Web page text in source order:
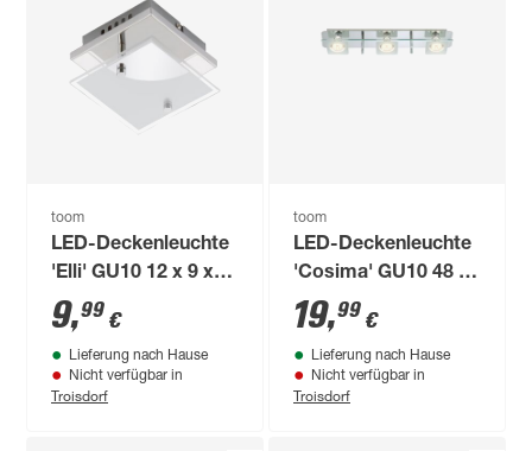
toom
LED-Deckenleuchte
'Elli' GU10 12 x 9 x
12 cm
9,99 €
Lieferung nach Hause
Nicht verfügbar in
Troisdorf
toom
LED-Deckenleuchte
'Cosima' GU10 48 x
8 x 10 cm
19,99 €
Lieferung nach Hause
Nicht verfügbar in
Troisdorf